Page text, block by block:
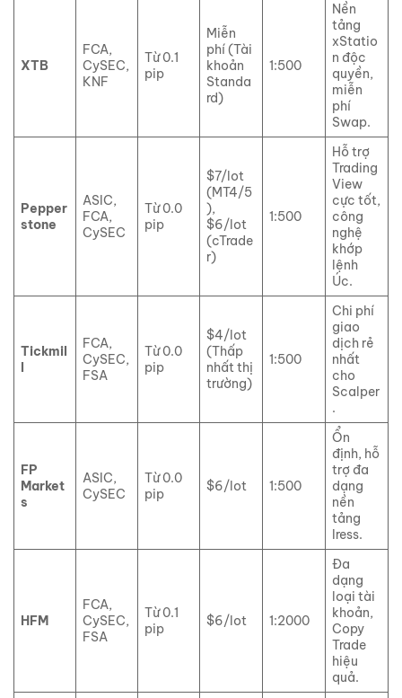
XTB
FCA,
CySEC,
KNF
Từ 0.1
pip
Miễn
phí (Tài
khoản
Standa
rd)
1:500
Nền
tảng
xStatio
n độc
quyền,
miễn
phí
Swap.
Pepper
stone
ASIC,
FCA,
CySEC
Từ 0.0
pip
$7/lot
(MT4/5
),
$6/lot
(cTrade
r)
1:500
Hỗ trợ
Trading
View
cực tốt,
công
nghệ
khớp
lệnh
Úc.
Tickmil
l
FCA,
CySEC,
FSA
Từ 0.0
pip
$4/lot
(Thấp
nhất thị
trường)
1:500
Chi phí
giao
dịch rẻ
nhất
cho
Scalper
.
FP
Market
s
ASIC,
CySEC
Từ 0.0
pip
$6/lot 1:500
Ổn
định, hỗ
trợ đa
dạng
nền
tảng
Iress.
HFM
FCA,
CySEC,
FSA
Từ 0.1
pip
$6/lot 1:2000
Đa
dạng
loại tài
khoản,
Copy
Trade
hiệu
quả.